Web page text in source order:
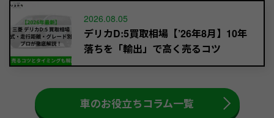
2026.08.05
デリカD:5買取相場【’26年8月】10年
落ちを「輸出」で高く売るコツ
車のお役立ちコラム一覧